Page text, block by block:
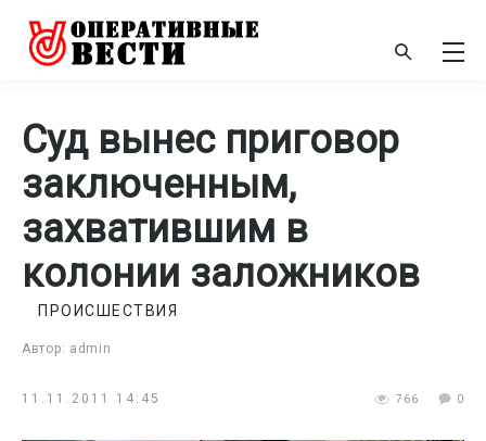
Суд вынес приговор
заключенным,
захватившим в
колонии заложников
Автор: admin
ПРОИСШЕСТВИЯ
11.11.2011 14:45 766 0